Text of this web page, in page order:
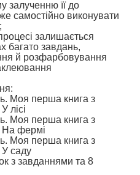
залученню її до
самостійно виконувати
залишається
багато завдань,
й розфарбовування
Моя перша книга з
лісі
Моя перша книга з
На фермі
Моя перша книга з
саду
з завданнями та 8